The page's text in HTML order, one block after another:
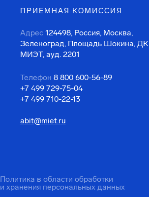
ПРИЕМНАЯ КОМИССИЯ
Адрес 124498, Россия, Москва,
Зеленоград, Площадь Шокина, ДК
МИЭТ, ауд. 2201
Телефон 8 800 600-56-89
+7 499 729-75-04
+7 499 710-22-13
abit@miet.ru
Политика в области обработки
и хранения персональных данных